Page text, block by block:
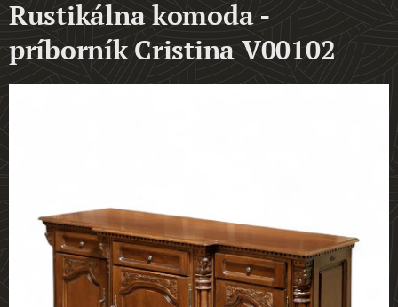
Rustikálna komoda -
príborník Cristina V00102